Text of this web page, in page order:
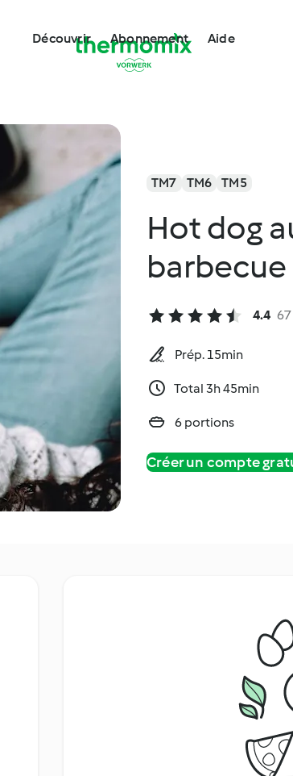
Découvrir Abonnement Aide
TM7 TM6 TM5
Hot dog
barbecue
4.4
Prép. 15min
Total 3h 45min
6 portions
Créer un compte